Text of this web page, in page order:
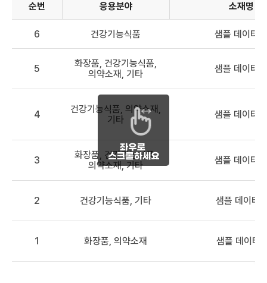
해양바이오소재 DB - 순번, 응용분야, 소재명, 원료, 효능 정보
순번 응용분야 소재명
6 건강기능식품 샘플 데이터 6
5
화장품, 건강기능식품,
의약소재, 기타
샘플 데이터 5
4
건강기능식품, 의약소재,
기타
샘플 데이터 4
3
화장품, 건강기능식품,
의약소재, 기타
샘플 데이터 3
2 건강기능식품, 기타 샘플 데이터2
1 화장품, 의약소재 샘플 데이터1